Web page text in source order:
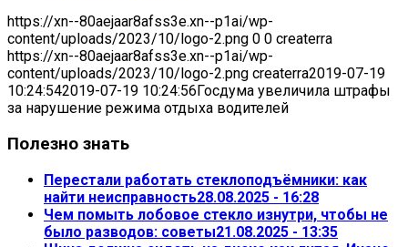
https://xn--80aejaar8afss3e.xn--p1ai/wp-
content/uploads/2023/10/logo-2.png 0 0 createrra
https://xn--80aejaar8afss3e.xn--p1ai/wp-
content/uploads/2023/10/logo-2.png createrra2019-07-19
10:24:542019-07-19 10:24:56 Госдума увеличила штрафы
за нарушение режима отдыха водителей
Полезно знать
Перестали работать стеклоподъёмники: как
найти неисправность28.08.2025 - 16:28
Чем помыть лобовое стекло изнутри, чтобы не
было разводов: советы21.08.2025 - 13:35